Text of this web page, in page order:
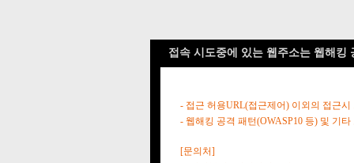
접속 시도중에 있는 웹주소는 웹해킹
- 접근 허용URL(접근제어) 이외의 접근시
- 웹해킹 공격 패턴(OWASP10 등) 및 기
[문의처]